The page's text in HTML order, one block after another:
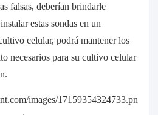
falsas, deberían brindarle
estas sondas en un
celular, podrá mantener los
necesarios para su cultivo celular